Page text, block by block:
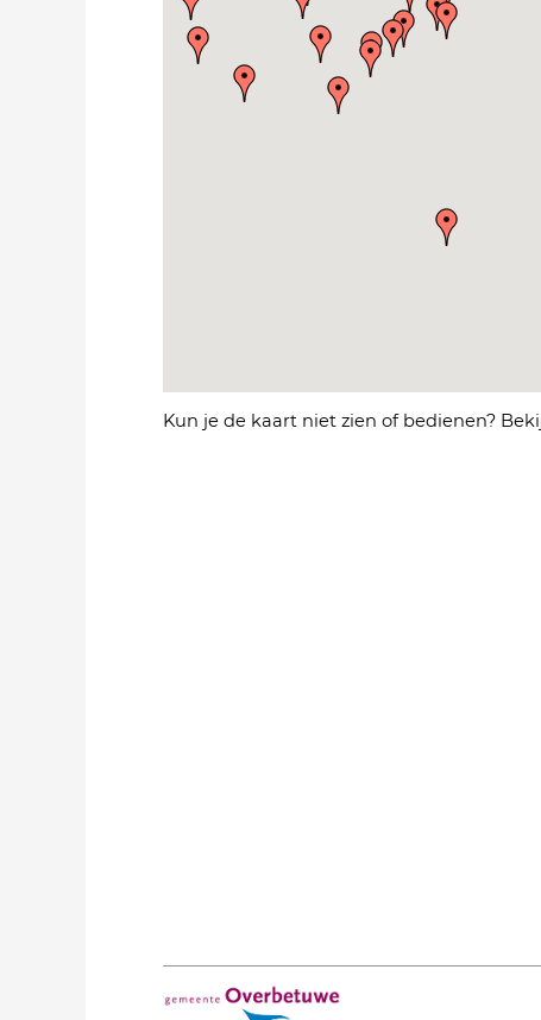
Kun je de kaart niet zien of bedienen?